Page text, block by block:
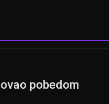
pobedom